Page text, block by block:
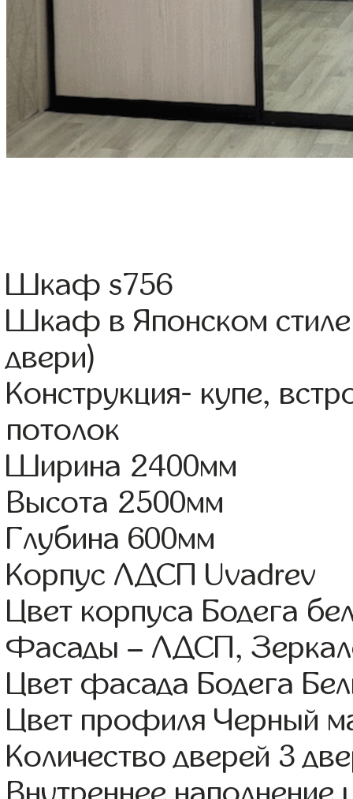
Шкаф s756
Шкаф в Японском
двери)
Конструкция- купе,
потолок
Ширина 2400мм
Высота 2500мм
Глубина 600мм
Корпус ЛДСП Uvadrev
Цвет корпуса Бодега
Фасады – ЛДСП,
Цвет фасада Бодега
Цвет профиля Черный
Количество дверей 3